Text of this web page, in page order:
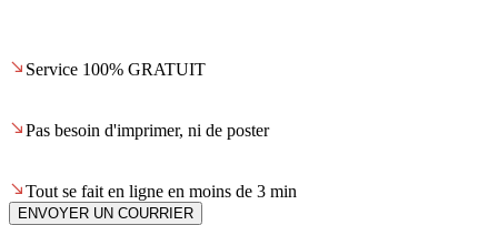
Service 100% GRATUIT
Pas besoin d'imprimer, ni de poster
Tout se fait en ligne en moins de 3 min
ENVOYER UN COURRIER